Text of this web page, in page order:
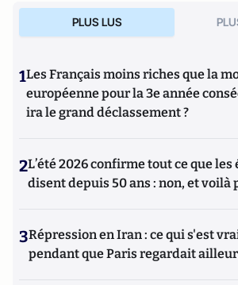
PLUS LUS
1Les Français moins riches que la
européenne pour la 3e année
ira le grand déclassement ?
2L’été 2026 confirme tout ce que les
disent depuis 50 ans : non, et voilà
3Répression en Iran : ce qui s'est
pendant que Paris regardait